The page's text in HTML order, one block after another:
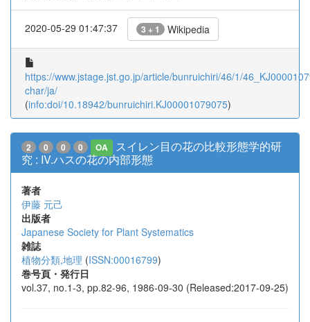
2020-05-29 01:47:37 3 + 1 Wikipedia
https://www.jstage.jst.go.jp/article/bunruichiri/46/1/
char/ja/
(info:doi/10.18942/bunruichiri.KJ00001079075)
2 0 0 0 OA
スイレン目の花の比較形態学的研
究 : IV.ハスの花の内部形態
著者
伊藤 元己
出版者
Japanese Society for Plant Systematics
雑誌
植物分類,地理 (ISSN:00016799)
巻号頁・発行日
vol.37, no.1-3, pp.82-96, 1986-09-30 (Released:2017-09-25)